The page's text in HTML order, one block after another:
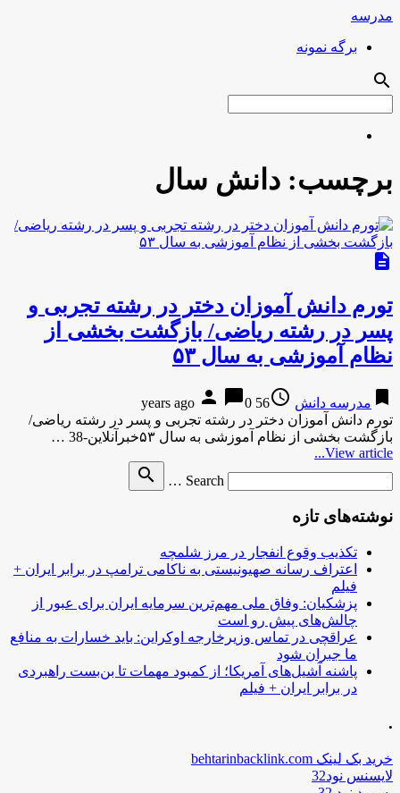
مدرسه
برگه نمونه
search
برچسب: دانش سال
description
تورم دانش آموزان دختر در رشته تجربی و
پسر در رشته ریاضی/ بازگشت بخشی از
نظام آموزشی به سال ۵۳
bookmark مدرسه دانش access_time
56 years ago
person chat_bubble0
تورم دانش آموزان دختر در رشته تجربی و پسر در رشته ریاضی/
بازگشت بخشی از نظام آموزشی به سال ۵۳خبرآنلاین-38 …
View article...
Search …
search
نوشته‌های تازه
تکذیب وقوع انفجار در مرز شلمچه
اعتراف رسانه صهیونیستی به ناکامی ترامپ در برابر ایران +
فیلم
پزشکیان: وفاق ملی مهم‌ترین سرمایه ایران برای عبور از
چالش‌های پیش رو است
عراقچی در تماس وزیرخارجه اوکراین: باید خسارات به منافع
ما جبران شود
پاشنه آشیل‌های آمریکا؛ از کمبود مهمات تا بن‌بست راهبردی
در برابر ایران + فیلم
.
خرید بک لینک behtarinbacklink.com
لایسنس نود32